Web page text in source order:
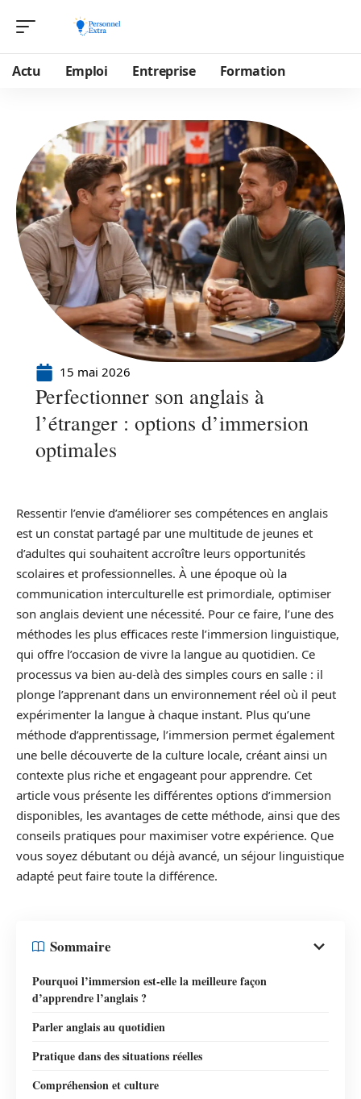
Actu Emploi Entreprise Formation
15 mai 2026
Perfectionner son anglais à
l’étranger : options d’immersion
optimales
Ressentir l’envie d’améliorer ses compétences en anglais
est un constat partagé par une multitude de jeunes et
d’adultes qui souhaitent accroître leurs opportunités
scolaires et professionnelles. À une époque où la
communication interculturelle est primordiale, optimiser
son anglais devient une nécessité. Pour ce faire, l’une des
méthodes les plus efficaces reste l’immersion linguistique,
qui offre l’occasion de vivre la langue au quotidien. Ce
processus va bien au-delà des simples cours en salle : il
plonge l’apprenant dans un environnement réel où il peut
expérimenter la langue à chaque instant. Plus qu’une
méthode d’apprentissage, l’immersion permet également
une belle découverte de la culture locale, créant ainsi un
contexte plus riche et engageant pour apprendre. Cet
article vous présente les différentes options d’immersion
disponibles, les avantages de cette méthode, ainsi que des
conseils pratiques pour maximiser votre expérience. Que
vous soyez débutant ou déjà avancé, un séjour linguistique
adapté peut faire toute la différence.
Sommaire
Pourquoi l’immersion est-elle la meilleure façon
d’apprendre l’anglais ?
Parler anglais au quotidien
Pratique dans des situations réelles
Compréhension et culture